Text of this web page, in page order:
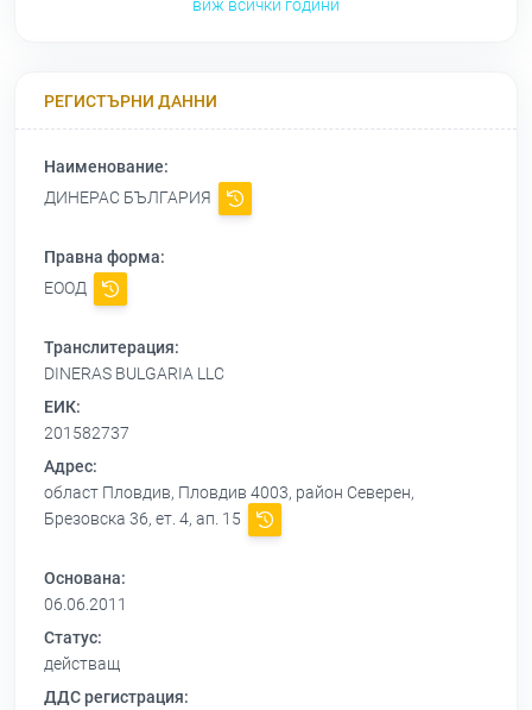
виж всички години
РЕГИСТЪРНИ ДАННИ
Наименование:
ДИНЕРАС БЪЛГАРИЯ
Правна форма:
ЕООД
Транслитерация:
DINERAS BULGARIA LLC
ЕИК:
201582737
Адрес:
област Пловдив, Пловдив 4003, район Северен,
Брезовска 36, ет. 4, ап. 15
Основана:
06.06.2011
Статус:
действащ
ДДС регистрация: